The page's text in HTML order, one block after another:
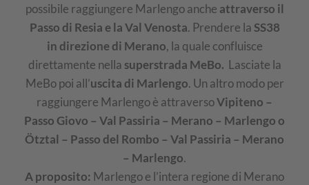
possibile raggiungere Marlengo anche attraverso il
Passo di Resia e la Val Venosta. Prendere laSS38
in direzione di Merano, la quale confluisce
direttamente nella superstrada MeBo. Lasciate la
MeBo poi all’uscita di Marlengo. Un altro modo per
raggiungere Marlengo è attraversoVipiteno –
Passo Giovo – Val Passiria – Merano – Marlengo o
Ötztal – Passo del Rombo – Val Passiria – Merano
– Marlengo.
A proposito: Marlengo e l’intera regione di Merano